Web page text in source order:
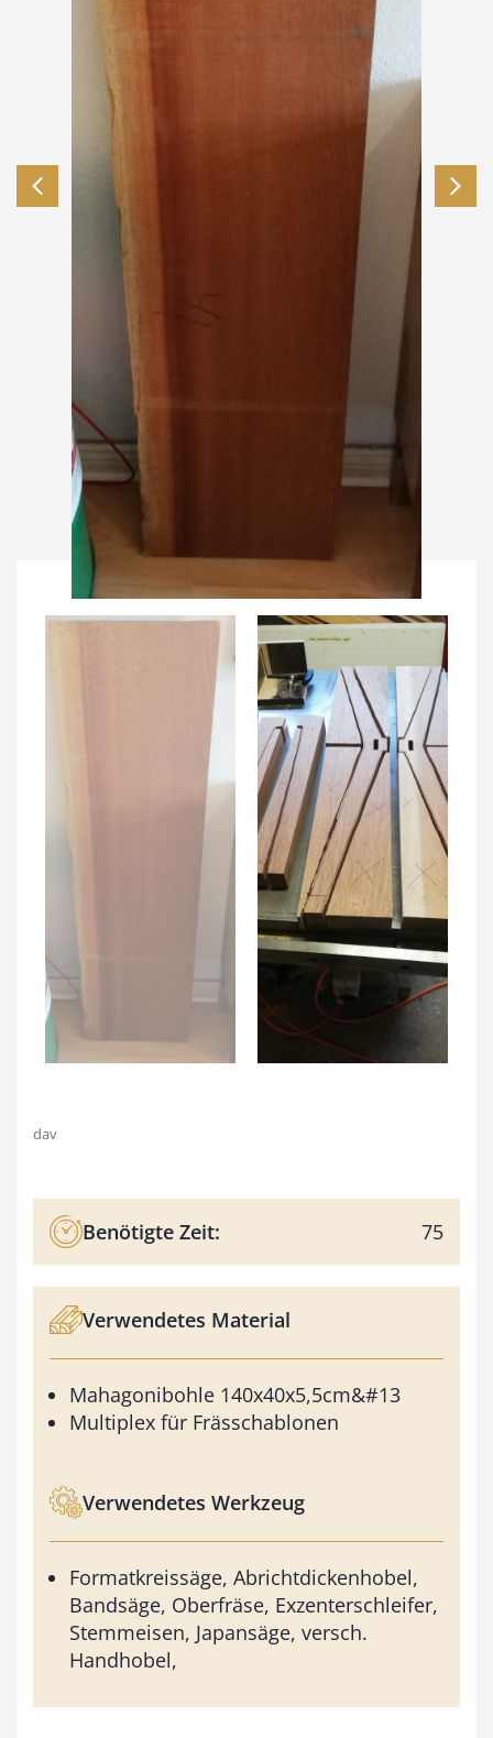
dav
Benötigte Zeit: 75
Verwendetes Material
Mahagonibohle 140x40x5,5cm&#13
Multiplex für Frässchablonen
Verwendetes Werkzeug
Formatkreissäge, Abrichtdickenhobel,
Bandsäge, Oberfräse, Exzenterschleifer,
Stemmeisen, Japansäge, versch.
Handhobel,